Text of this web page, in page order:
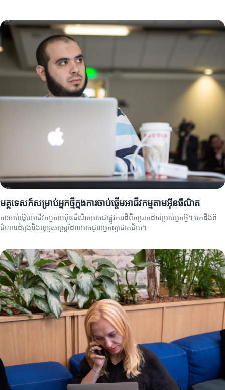
មគ្គុទេសក៍សម្រាប់អ្នកថ្មីក្នុងការចាប់ផ្តើមអាជីវកម្មតាមអ៊ីនធឺណិត
ការចាប់ផ្តើមអាជីវកម្មតាមអ៊ីនធឺណិតអាចជាផ្លូវការដ៏ពិតប្រាកដសម្រាប់អ្នកថ្មី។ មកដឹងពី
ជំហានដំបូងនិងយុទ្ធសាស្ត្រដែលអាចជួយអ្នកឲ្យជោគជ័យ។